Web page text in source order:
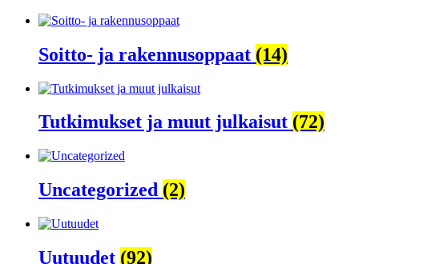
Soitto- ja rakennusoppaat (14)
Tutkimukset ja muut julkaisut (72)
Uncategorized (2)
Uutuudet (92)